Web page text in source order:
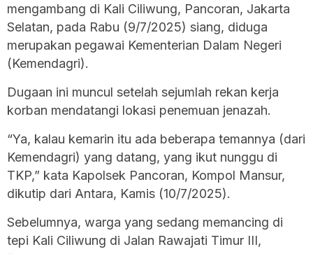
mengambang di Kali Ciliwung, Pancoran, Jakarta
Selatan, pada Rabu (9/7/2025) siang, diduga
merupakan pegawai Kementerian Dalam Negeri
(Kemendagri).
Dugaan ini muncul setelah sejumlah rekan kerja
korban mendatangi lokasi penemuan jenazah.
“Ya, kalau kemarin itu ada beberapa temannya (dari
Kemendagri) yang datang, yang ikut nunggu di
TKP,” kata Kapolsek Pancoran, Kompol Mansur,
dikutip dari Antara, Kamis (10/7/2025).
Sebelumnya, warga yang sedang memancing di
tepi Kali Ciliwung di Jalan Rawajati Timur III,